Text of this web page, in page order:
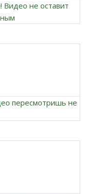
Видео не оставит
пересмотришь не